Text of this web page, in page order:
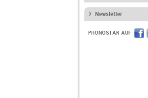
Newsletter
PHONOSTAR AUF